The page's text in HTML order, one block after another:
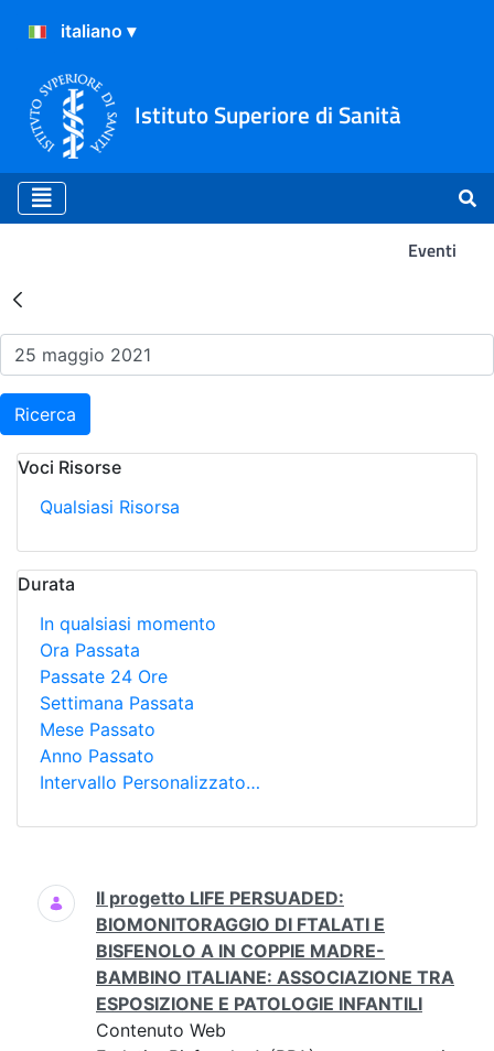
Istituto Superiore di Sanità
Eventi
Risultati della Ricerca -
Ricerca
Voci Risorse
Qualsiasi Risorsa
Durata
In qualsiasi momento
Ora Passata
Passate 24 Ore
Settimana Passata
Mese Passato
Anno Passato
Intervallo Personalizzato…
Ricerca
Il progetto LIFE PERSUADED:
BIOMONITORAGGIO DI FTALATI E
BISFENOLO A IN COPPIE MADRE-
BAMBINO ITALIANE: ASSOCIAZIONE TRA
ESPOSIZIONE E PATOLOGIE INFANTILI
Contenuto Web